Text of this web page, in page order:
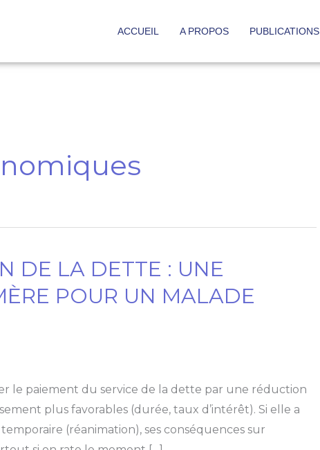
ACCUEIL A PROPOS PUBLICATIONS
DE LA DETTE : UNE
POUR UN MALADE
le paiement du service de la dette par une réduction
plus favorables (durée, taux d’intérêt). Si elle a
(réanimation), ses conséquences sur